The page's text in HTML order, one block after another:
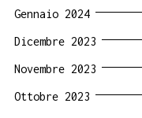
Gennaio 2024
Dicembre 2023
Novembre 2023
Ottobre 2023